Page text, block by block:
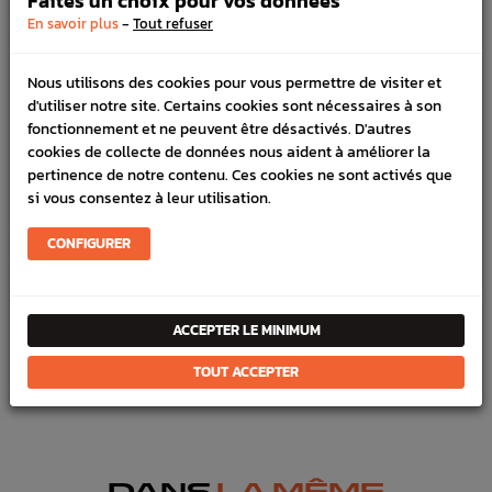
commande
DÉTAILS DU PRODUIT
LIVRAISON
VÉHICULES COMPATIBLE
Marque :HKS
En stock :2
FICHE TECHNIQUE
Dump valve
Dump valve
En savoir plus- Tout refuser
Nous utilisons des cookies pour vous permettre de visiter et
d'utiliser notre site. Certains cookies sont nécessaires à son
fonctionnement et ne peuvent être désactivés. D'autres
cookies de collecte de données nous aident à améliorer la
pertinence de notre contenu. Ces cookies ne sont activés que
si vous consentez à leur utilisation.
CONFIGURER
ACCEPTER LE MINIMUM
TOUT ACCEPTER